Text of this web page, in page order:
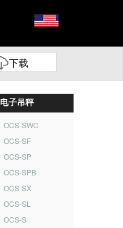
下载
电子吊秤
OCS-SWC
OCS-SF
OCS-SP
OCS-SPB
OCS-SX
OCS-SL
OCS-S